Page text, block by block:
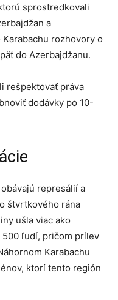
sprostredkovali
a
rozhovory o
do Azerbajdžanu.
rešpektovať práva
dodávky po 10-
represálií a
štvrtkového rána
ušla viac ako
ľudí, pričom prílev
Karabachu
ktorí tento región